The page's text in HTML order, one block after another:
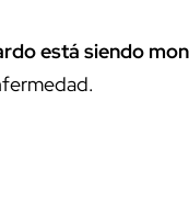
está siendo